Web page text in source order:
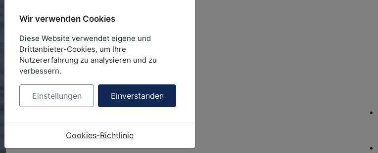
Wir verwenden Cookies
Diese Website verwendet eigene und
Drittanbieter-Cookies, um Ihre
Nutzererfahrung zu analysieren und zu
verbessern.
Einstellungen Einverstanden
Cookies-Richtlinie